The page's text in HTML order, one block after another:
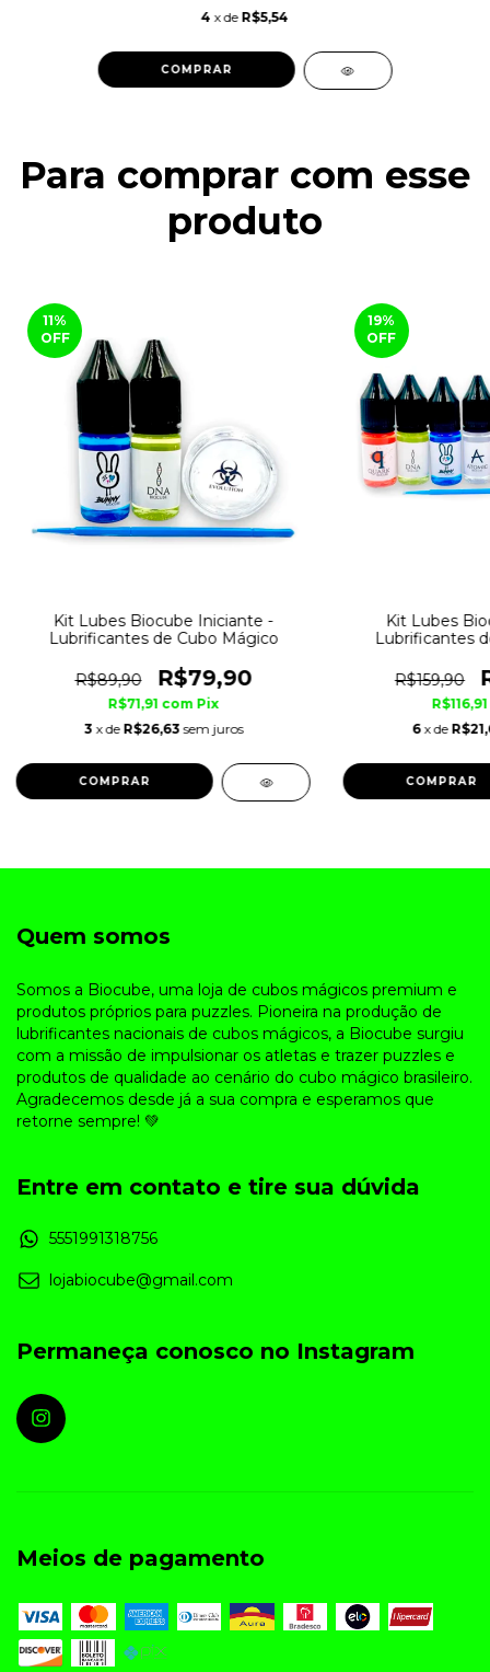
4 x de R$5,54
COMPRAR
Para comprar com esse
produto
11%
OFF
Kit Lubes Biocube Iniciante -
Lubrificantes de Cubo Mágico
R$89,90 R$79,90
R$71,91 com Pix
3 x de R$26,63 sem juros
19%
OFF
Kit Lubes
Lubrificantes
R$159,90
R$116,91
6 x de
Quem somos
Somos a Biocube, uma loja de cubos mágicos premium e
produtos próprios para puzzles. Pioneira na produção de
lubrificantes nacionais de cubos mágicos, a Biocube surgiu
com a missão de impulsionar os atletas e trazer puzzles e
produtos de qualidade ao cenário do cubo mágico brasileiro.
Agradecemos desde já a sua compra e esperamos que
retorne sempre! 💚
Entre em contato e tire sua dúvida
5551991318756
lojabiocube@gmail.com
Permaneça conosco no Instagram
Meios de pagamento